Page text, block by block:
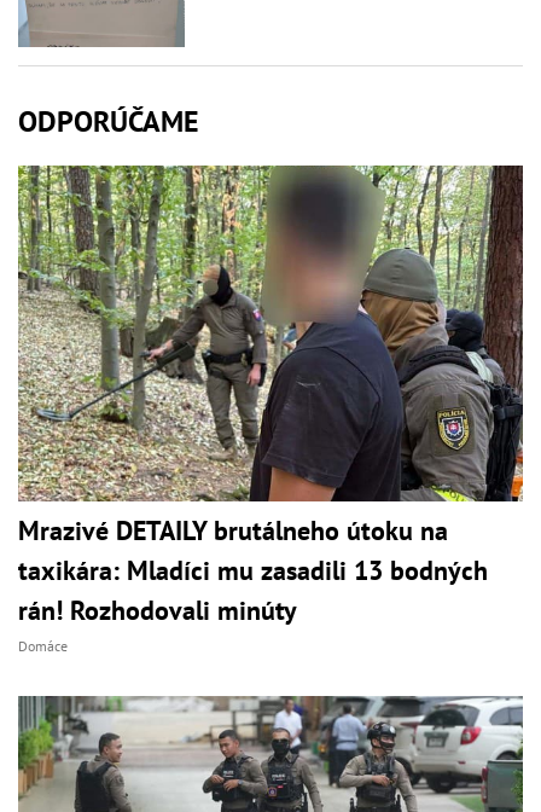
ODPORÚČAME
Mrazivé DETAILY brutálneho útoku na
taxikára: Mladíci mu zasadili 13 bodných
rán! Rozhodovali minúty
Domáce